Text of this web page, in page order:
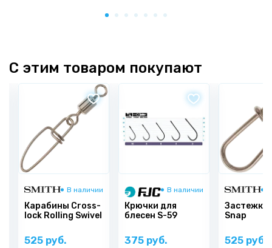
С этим товаром покупают
В наличии
Карабины Cross-
lock Rolling Swivel
525 руб.
В наличии
Крючки для
блесен S-59
375 руб.
Застежки
Snap
525 руб.